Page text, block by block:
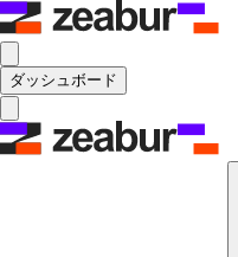
ダッシュボード